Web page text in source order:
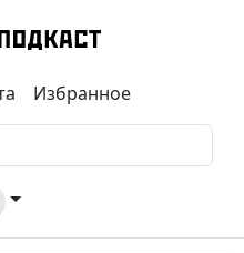
Избранное